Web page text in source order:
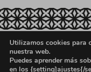
Política de ventas,
Aviso Legal
Utilizamos cookies para
nuestra web.
Puedes aprender más
en los {setting]ajustes{/